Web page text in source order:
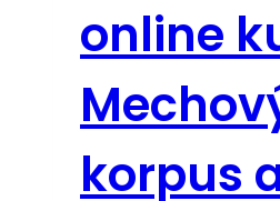
online
korpus